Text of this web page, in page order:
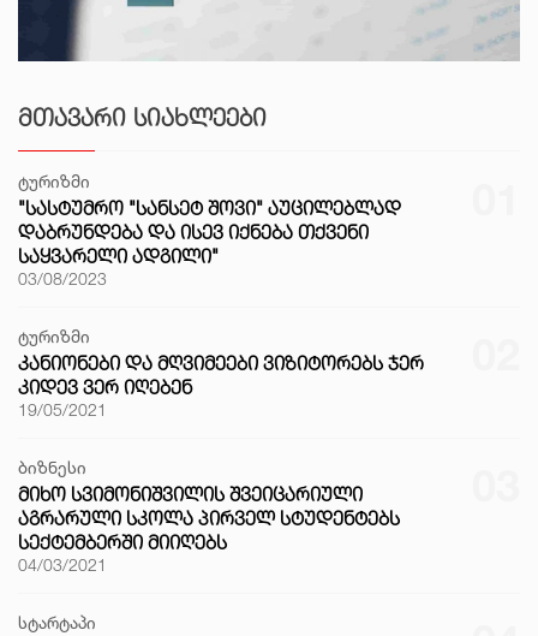
ᲛᲗᲐᲕᲐᲠᲘ ᲡᲘᲐᲮᲚᲔᲔᲑᲘ
ტურიზმი
"ᲡᲐᲡᲢᲣᲛᲠᲝ "ᲡᲐᲜᲡᲔᲢ ᲨᲝᲕᲘ" ᲐᲣᲪᲘᲚᲔᲑᲚᲐᲓ
ᲓᲐᲑᲠᲣᲜᲓᲔᲑᲐ ᲓᲐ ᲘᲡᲔᲕ ᲘᲥᲜᲔᲑᲐ ᲗᲥᲕᲔᲜᲘ
ᲡᲐᲧᲕᲐᲠᲔᲚᲘ ᲐᲓᲒᲘᲚᲘ"
03/08/2023
ტურიზმი
ᲙᲐᲜᲘᲝᲜᲔᲑᲘ ᲓᲐ ᲛᲦᲕᲘᲛᲔᲔᲑᲘ ᲕᲘᲖᲘᲢᲝᲠᲔᲑᲡ ᲯᲔᲠ
ᲙᲘᲓᲔᲕ ᲕᲔᲠ ᲘᲦᲔᲑᲔᲜ
19/05/2021
ბიზნესი
ᲛᲘᲮᲝ ᲡᲕᲘᲛᲝᲜᲘᲨᲕᲘᲚᲘᲡ ᲨᲕᲔᲘᲪᲐᲠᲘᲣᲚᲘ
ᲐᲒᲠᲐᲠᲣᲚᲘ ᲡᲙᲝᲚᲐ ᲞᲘᲠᲕᲔᲚ ᲡᲢᲣᲓᲔᲜᲢᲔᲑᲡ
ᲡᲔᲥᲢᲔᲛᲑᲔᲠᲨᲘ ᲛᲘᲘᲦᲔᲑᲡ
04/03/2021
სტარტაპი